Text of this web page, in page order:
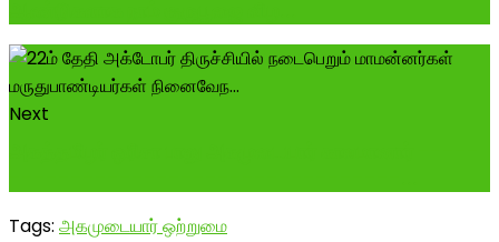
Next
Tags: அகமுடையார் ஒற்றுமை